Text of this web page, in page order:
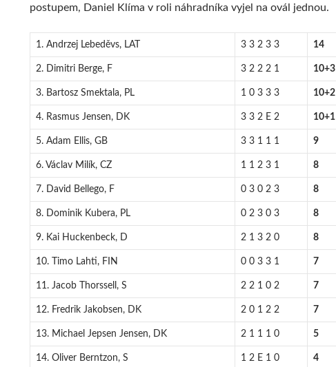
postupem, Daniel Klíma v roli náhradníka vyjel na ovál jednou.
1. Andrzej Lebeděvs, LAT 3 3 2 3 3 14
2. Dimitri Berge, F 3 2 2 2 1 10+3
3. Bartosz Smektala, PL 1 0 3 3 3 10+2
4. Rasmus Jensen, DK 3 3 2 E 2 10+1
5. Adam Ellis, GB 3 3 1 1 1 9
6. Václav Milík, CZ 1 1 2 3 1 8
7. David Bellego, F 0 3 0 2 3 8
8. Dominik Kubera, PL 0 2 3 0 3 8
9. Kai Huckenbeck, D 2 1 3 2 0 8
10. Timo Lahti, FIN 0 0 3 3 1 7
11. Jacob Thorssell, S 2 2 1 0 2 7
12. Fredrik Jakobsen, DK 2 0 1 2 2 7
13. Michael Jepsen Jensen, DK 2 1 1 1 0 5
14. Oliver Berntzon, S 1 2 E 1 0 4